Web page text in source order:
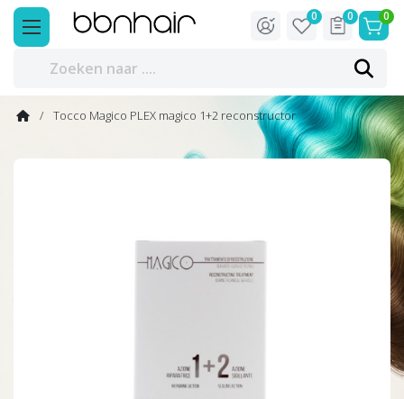
0
0
0
Tocco Magico PLEX magico 1+2 reconstructor